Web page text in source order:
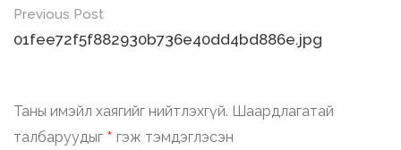
Post
navigation
Previous Post
01fee72f5f882930b736e40dd4bd886e.jpg
Таны имэйл хаягийг нийтлэхгүй. Шаардлагатай
талбаруудыг * гэж тэмдэглэсэн